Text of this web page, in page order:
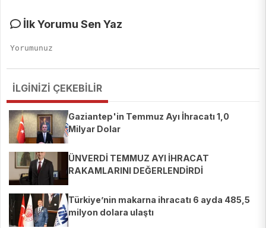
İlk Yorumu Sen Yaz
İLGİNİZİ ÇEKEBİLİR
Gaziantep'in Temmuz Ayı İhracatı 1,0
Milyar Dolar
ÜNVERDİ TEMMUZ AYI İHRACAT
RAKAMLARINI DEĞERLENDİRDİ
Türkiye’nin makarna ihracatı 6 ayda 485,5
milyon dolara ulaştı